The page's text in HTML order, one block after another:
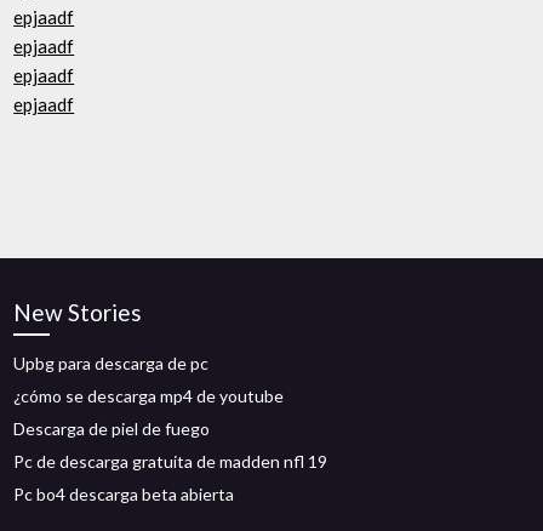
epjaadf
epjaadf
epjaadf
epjaadf
New Stories
Upbg para descarga de pc
¿cómo se descarga mp4 de youtube
Descarga de piel de fuego
Pc de descarga gratuita de madden nfl 19
Pc bo4 descarga beta abierta